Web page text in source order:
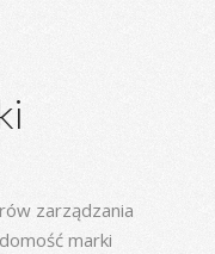
zarządzania
marki